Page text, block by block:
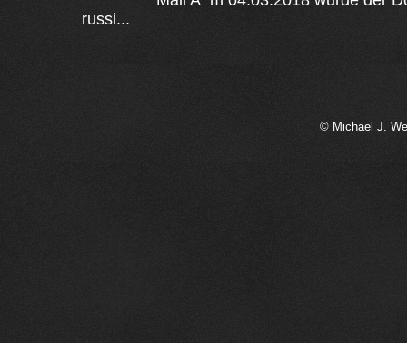
russi...
© Michael J.